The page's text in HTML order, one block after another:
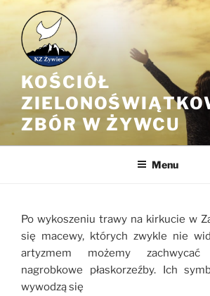
Przejdź
do
treści
KOŚCIÓŁ
ZBÓR W ŻYWCU
Menu
Po wykoszeniu trawy na kirkucie w
się macewy, których zwykle nie
artyzmem możemy
nagrobkowe płaskorzeźby. Ich
wywodzą się